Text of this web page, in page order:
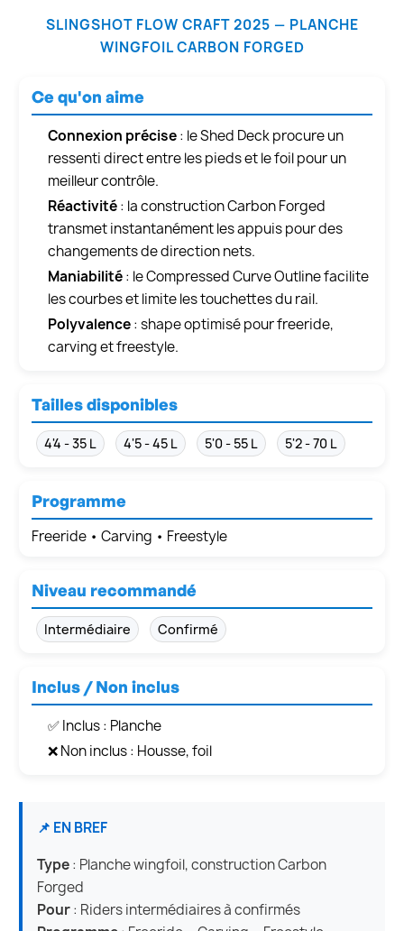
SLINGSHOT FLOW CRAFT 2025 — PLANCHE
WINGFOIL CARBON FORGED
Ce qu'on aime
Connexion précise: le Shed Deck procure un
ressenti direct entre les pieds et le foil pour un
meilleur contrôle.
Réactivité: la construction Carbon Forged
transmet instantanément les appuis pour des
changements de direction nets.
Maniabilité: le Compressed Curve Outline facilite
les courbes et limite les touchettes du rail.
Polyvalence: shape optimisé pour freeride,
carving et freestyle.
Tailles disponibles
4'4 - 35 L 4'5 - 45 L 5'0 - 55 L 5'2 - 70 L
Programme
Freeride • Carving • Freestyle
Niveau recommandé
Intermédiaire Confirmé
Inclus / Non inclus
✅ Inclus : Planche
❌ Non inclus : Housse, foil
📌 EN BREF
Type: Planche wingfoil, construction Carbon
Forged
Pour: Riders intermédiaires à confirmés